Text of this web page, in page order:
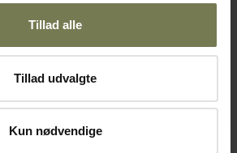
Tillad alle
Tillad udvalgte
Kun nødvendige